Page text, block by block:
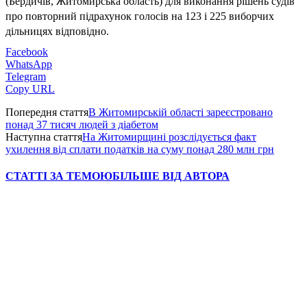
про повторний підрахунок голосів на 123 і 225 виборчих
дільницях відповідно.
Facebook
WhatsApp
Telegram
Copy URL
Попередня статтяВ Житомирській області зареєстровано
понад 37 тисяч людей з діабетом
Наступна статтяНа Житомирщині розслідується факт
ухилення від сплати податків на суму понад 280 млн грн
СТАТТІ ЗА ТЕМОЮБІЛЬШЕ ВІД АВТОРА